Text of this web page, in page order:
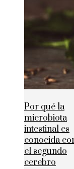
Por qué la
microbiota
intestinal es
conocida
el segundo
cerebro